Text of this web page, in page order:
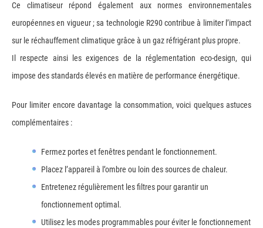
Ce climatiseur répond également aux normes environnementales
européennes en vigueur ; sa technologie R290 contribue à limiter l’impact
sur le réchauffement climatique grâce à un gaz réfrigérant plus propre.
Il respecte ainsi les exigences de la réglementation eco-design, qui
impose des standards élevés en matière de performance énergétique.
Pour limiter encore davantage la consommation, voici quelques astuces
complémentaires :
Fermez portes et fenêtres pendant le fonctionnement.
Placez l’appareil à l’ombre ou loin des sources de chaleur.
Entretenez régulièrement les filtres pour garantir un
fonctionnement optimal.
Utilisez les modes programmables pour éviter le fonctionnement